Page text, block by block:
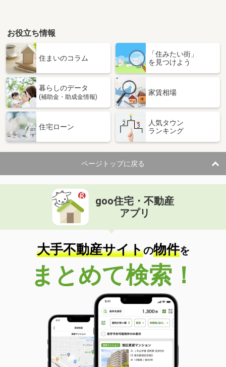
お役立ち情報
住まいのコラム
「住みたい街」
を見つけよう
暮らしのデータ
(補助金・助成金情報)
家賃相場
住宅ローン
人気タウン
ランキング
ページトップに戻る
goo住宅・不動産
アプリ
大手不動産サイトの物件を
まとめて検索！